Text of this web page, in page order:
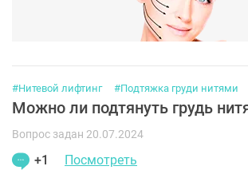
#Нитевой лифтинг #Подтяжка груди нитями
Можно ли подтянуть грудь
Вопрос задан 20.07.2024
+1 Посмотреть